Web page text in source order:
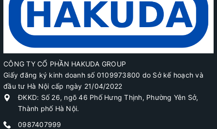
CÔNG TY CỔ PHẦN HAKUDA GROUP
Giấy đăng ký kinh doanh số 0109973800 do Sở kế hoạch và
đầu tư Hà Nội cấp ngày 21/04/2022
ĐKKD: Số 26, ngõ 46 Phố Hưng Thịnh, Phường Yên Sở,
Thành phố Hà Nội.
0987407999